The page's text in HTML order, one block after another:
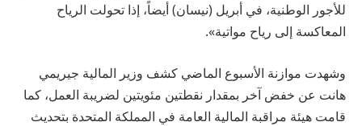
للأجور الوطنية، في أبريل (نيسان) أيضاً، إذا تحولت الرياح
المعاكسة إلى رياح مواتية».
وشهدت موازنة الأسبوع الماضي كشف وزير المالية جيريمي
هانت عن خفض آخر بمقدار نقطتين مئويتين لضريبة العمل، كما
قامت هيئة مراقبة المالية العامة في المملكة المتحدة بتحديث